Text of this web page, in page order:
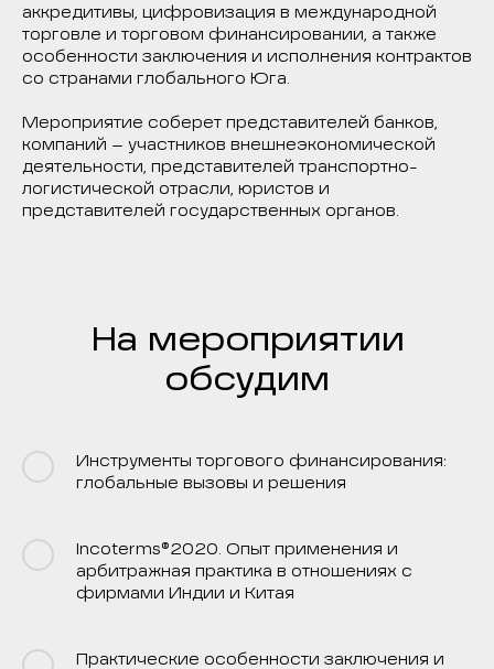
аккредитивы, цифровизация в международной
торговле и торговом финансировании, а также
особенности заключения и исполнения контрактов
со странами глобального Юга.
Мероприятие соберет представителей банков,
компаний – участников внешнеэкономической
деятельности, представителей транспортно-
логистической отрасли, юристов и
представителей государственных органов.
На мероприятии
обсудим
Инструменты торгового финансирования:
глобальные вызовы и решения
Incoterms®2020. Опыт применения и
арбитражная практика в отношениях с
фирмами Индии и Китая
Практические особенности заключения и